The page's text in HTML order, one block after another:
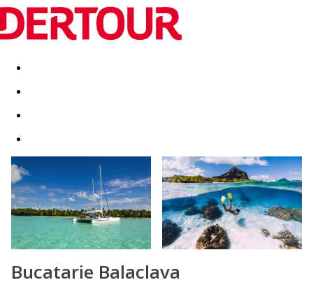
Destinatii Vacanta perfecta OFERTE DE NERATAT
Bucatarie Balaclava